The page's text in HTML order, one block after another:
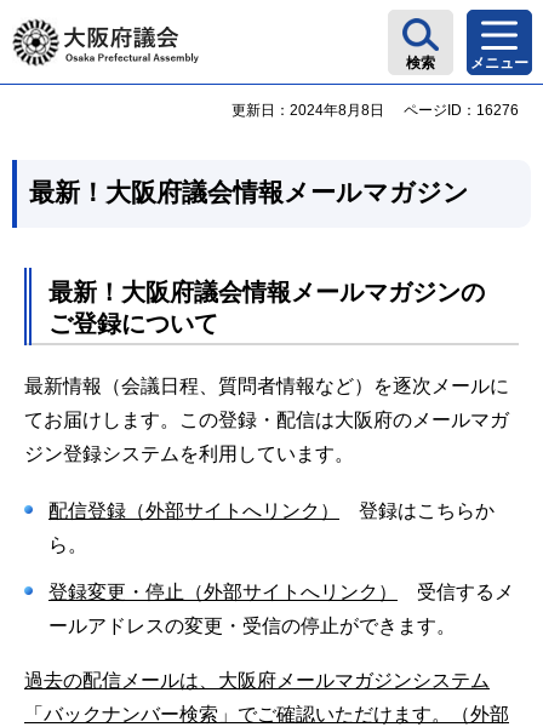
大阪府議会
検索 メニュー
更新日：2024年8月8日 ページID：16276
最新！大阪府議会情報メールマガジン
最新！大阪府議会情報メールマガジンの
ご登録について
最新情報（会議日程、質問者情報など）を逐次メールに
てお届けします。この登録・配信は大阪府のメールマガ
ジン登録システムを利用しています。
配信登録（外部サイトへリンク）
登録はこちらか
ら。
登録変更・停止（外部サイトへリンク）
受信するメ
ールアドレスの変更・受信の停止ができます。
過去の配信メールは、大阪府メールマガジンシステム
「バックナンバー検索」でご確認いただけます。（外部